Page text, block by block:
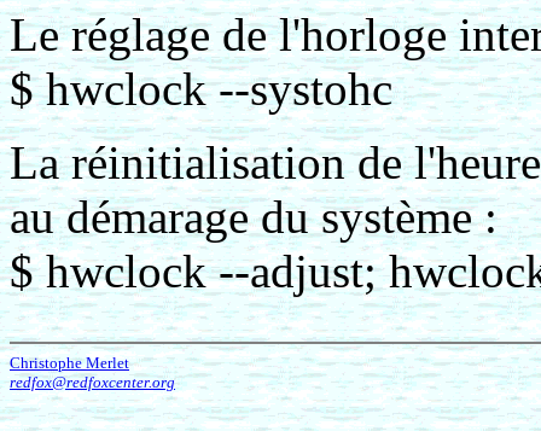
Le réglage de l'horloge
$ hwclock --systohc
La réinitialisation de
au démarage du système :
$ hwclock --adjust;
Christophe Merlet
redfox@redfoxcenter.org